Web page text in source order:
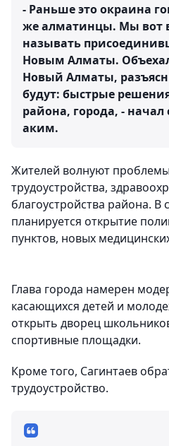
- Раньше это окраина
же алматинцы. Мы вот
называть
Новым Алматы.
Новый Алматы,
будут: быстрые
района, города, - начал
аким.
Жителей волнуют
трудоустройства,
благоустройства района.
планируется открытие
пунктов, новых
Глава города намерен
касающихся детей и
открыть дворец
спортивные площадки.
Кроме того, Сагинтаев
трудоустройство.